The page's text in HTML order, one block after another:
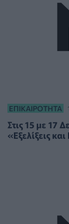
ΕΠΙΚΑΙΡΌΤΗΤΑ
Στις 15 με 17
«Εξελίξεις